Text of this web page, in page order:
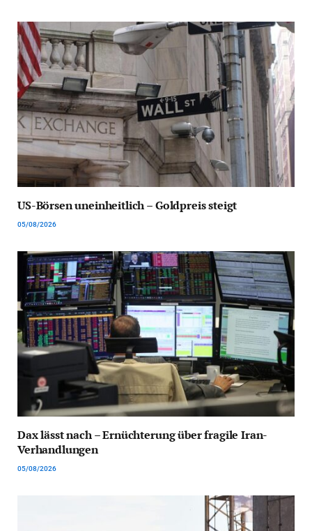
US-Börsen uneinheitlich – Goldpreis steigt
05/08/2026
Dax lässt nach – Ernüchterung über fragile Iran-
Verhandlungen
05/08/2026